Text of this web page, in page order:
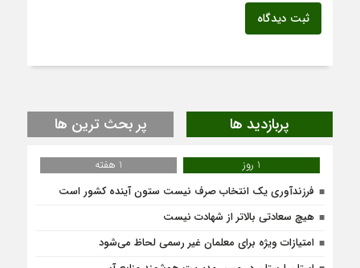
ثبت دیدگاه
پربازدید ها پر بحث ترین ها
1 روز
1 هفته
فرزندآوری یک انتخاب صرف نیست ستون آینده کشور است
هیچ سعادتی بالاتر از شهادت نیست
امتیازات ویژه برای معلمان غیر رسمی لحاظ می‌شود